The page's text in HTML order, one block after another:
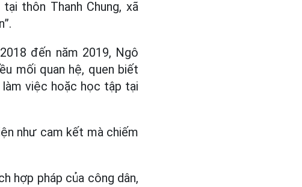
thôn Thanh Chung, xã
đến năm 2019, Ngô
mối quan hệ, quen biết
làm việc hoặc học tập tại
như cam kết mà chiếm
hợp pháp của công dân,